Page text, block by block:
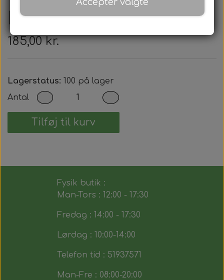
BMW - Nøglehus
185,00 kr.
Lagerstatus: 100 på lager
Antal
Tilføj til kurv
Fysik butik :
Man-Tors : 12:00 - 17:30
Fredag : 14:00 - 17:30
Lørdag : 10:00-14:00
Telefon tid : 51937571
Man-Fre : 08:00-20:00